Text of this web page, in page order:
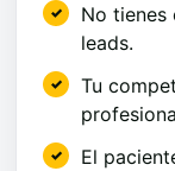
No tienes
leads.
Tu
El